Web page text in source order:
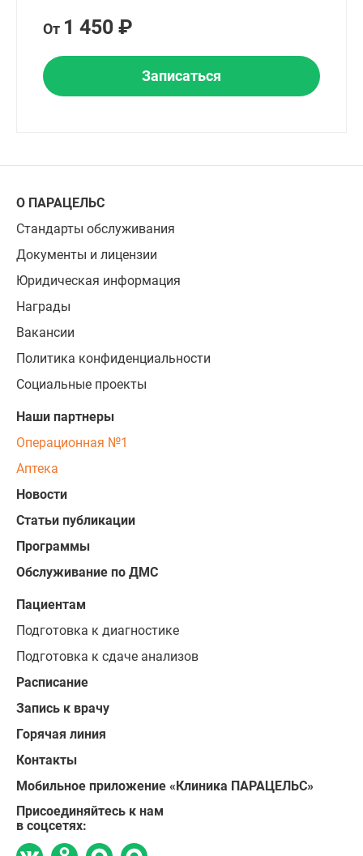
От 1 450 ₽
Записаться
О ПАРАЦЕЛЬС
Стандарты обслуживания
Документы и лицензии
Юридическая информация
Награды
Вакансии
Политика конфиденциальности
Социальные проекты
Наши партнеры
Операционная №1
Аптека
Новости
Статьи публикации
Программы
Обслуживание по ДМС
Пациентам
Подготовка к диагностике
Подготовка к сдаче анализов
Расписание
Запись к врачу
Горячая линия
Контакты
Мобильное приложение «Клиника ПАРАЦЕЛЬС»
Присоединяйтесь к нам
в соцсетях: